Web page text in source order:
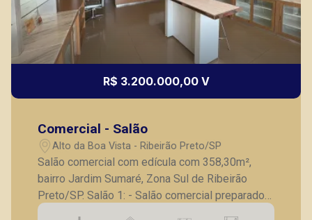
R$ 3.200.000,00 V
Comercial - Salão
Alto da Boa Vista - Ribeirão Preto/SP
Salão comercial com edícula com 358,30m²,
bairro Jardim Sumaré, Zona Sul de Ribeirão
Preto/SP. Salão 1: - Salão comercial preparado
para loja de roupa; - Estoque; - Banheiro; -